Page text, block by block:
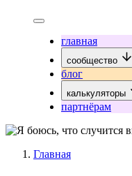
главная
сообщество
блог
калькуляторы
партнёрам
Главная